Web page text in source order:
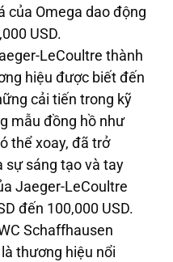
của Omega dao động
USD.
LeCoultre thành
hiệu được biết đến
cải tiến trong kỹ
mẫu đồng hồ như
thể xoay, đã trở
sự sáng tạo và tay
Jaeger-LeCoultre
đến 100,000 USD.
Schaffhausen
thương hiệu nổi